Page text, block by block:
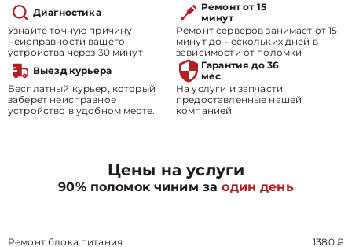
Диагностика
Узнайте точную причину
неисправности вашего
устройства через 30 минут
Ремонт от 15
минут
Ремонт серверов занимает от 15
минут до нескольких дней в
зависимости от поломки
Выезд курьера
Бесплатный курьер, который
заберет неисправное
устройство в удобном месте.
Гарантия до 36
мес
На услуги и запчасти
предоставленные нашей
компанией
Цены на услуги
90% поломок чиним заодин день
Ремонт блока питания 1380 ₽